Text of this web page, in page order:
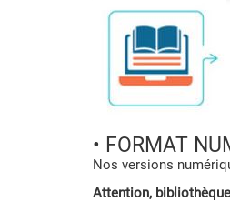
• FORMAT
Nos versions
Attention,